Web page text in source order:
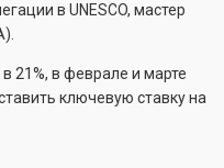
в UNESCO, мастер
21%, в феврале и марте
ключевую ставку на